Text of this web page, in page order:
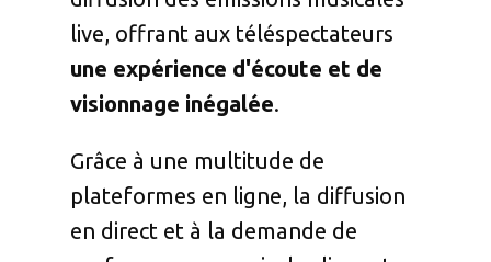
live, offrant aux téléspectateurs
une expérience d'écoute et de
visionnage inégalée.
Grâce à une multitude de
plateformes en ligne, la diffusion
en direct et à la demande de